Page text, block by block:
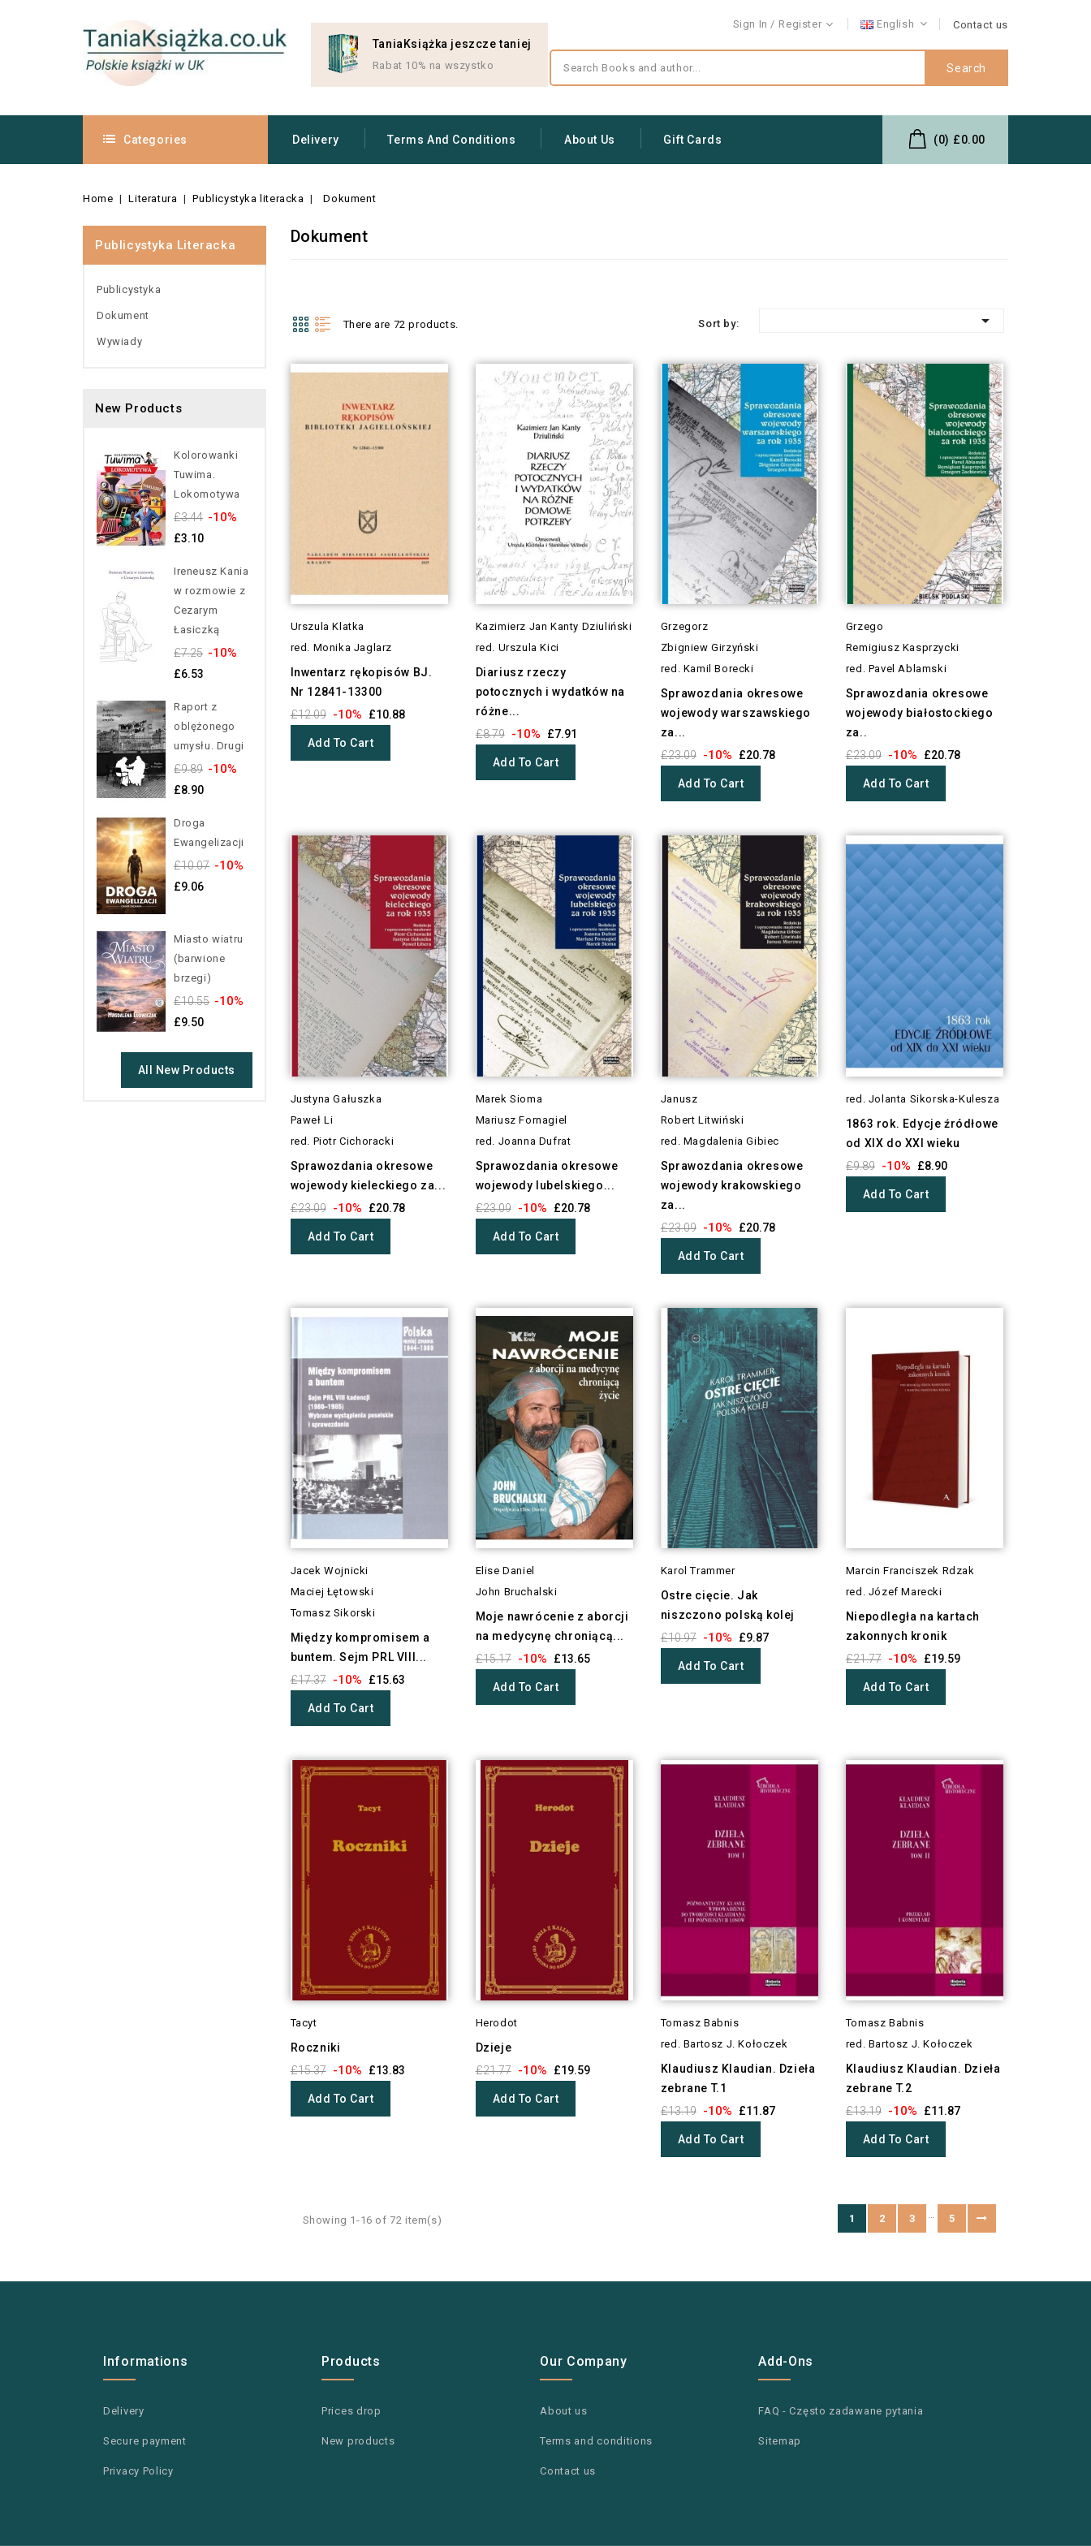
Sign In Register English Contact us
TaniaKsiążka jeszcze taniej
Rabat 10% na wszystko Search
Categories Delivery Terms And Conditions About Us Gift Cards (0) £0.00
Home Literatura Publicystyka literacka Dokument
Publicystyka Literacka
Publicystyka
Dokument
Wywiady
New Products
Kolorowanki
Tuwima.
Lokomotywa
£3.44 -10%
£3.10
Ireneusz Kania
w rozmowie z
Cezarym
Łasiczką
£7.25 -10%
£6.53
Raport z
oblężonego
umysłu. Drugi
£9.89 -10%
£8.90
Droga
Ewangelizacji
£10.07 -10%
£9.06
Miasto wiatru
(barwione
brzegi)
£10.55 -10%
£9.50
All New Products
Dokument
There are 72 products. Sort by: 
Urszula Klatka
red. Monika Jaglarz
Inwentarz rękopisów BJ.
Nr 12841-13300
£12.09 -10% £10.88
Add To Cart
Kazimierz Jan Kanty Dziuliński
red. Urszula Kici
Diariusz rzeczy
potocznych i wydatków na
różne...
£8.79 -10% £7.91
Add To Cart
Grzegorz
Zbigniew Girzyński
red. Kamil Borecki
Sprawozdania okresowe
wojewody warszawskiego
za...
£23.09 -10% £20.78
Add To Cart
Grzego
Remigiusz Kasprzycki
red. Pavel Ablamski
Sprawozdania okresowe
wojewody białostockiego
za..
£23.09 -10% £20.78
Add To Cart
Justyna Gałuszka
Paweł Li
red. Piotr Cichoracki
Sprawozdania okresowe
wojewody kieleckiego za...
£23.09 -10% £20.78
Add To Cart
Marek Sioma
Mariusz Fornagiel
red. Joanna Dufrat
Sprawozdania okresowe
wojewody lubelskiego...
£23.09 -10% £20.78
Add To Cart
Janusz
Robert Litwiński
red. Magdalenia Gibiec
Sprawozdania okresowe
wojewody krakowskiego
za...
£23.09 -10% £20.78
Add To Cart
red. Jolanta Sikorska-Kulesza
1863 rok. Edycje źródłowe
od XIX do XXI wieku
£9.89 -10% £8.90
Add To Cart
Jacek Wojnicki
Maciej Łętowski
Tomasz Sikorski
Między kompromisem a
buntem. Sejm PRL VIII...
£17.37 -10% £15.63
Add To Cart
Elise Daniel
John Bruchalski
Moje nawrócenie z aborcji
na medycynę chroniącą...
£15.17 -10% £13.65
Add To Cart
Karol Trammer
Ostre cięcie. Jak
niszczono polską kolej
£10.97 -10% £9.87
Add To Cart
Marcin Franciszek Rdzak
red. Józef Marecki
Niepodległa na kartach
zakonnych kronik
£21.77 -10% £19.59
Add To Cart
Tacyt
Roczniki
£15.37 -10% £13.83
Add To Cart
Herodot
Dzieje
£21.77 -10% £19.59
Add To Cart
Tomasz Babnis
red. Bartosz J. Kołoczek
Klaudiusz Klaudian. Dzieła
zebrane T.1
£13.19 -10% £11.87
Add To Cart
Tomasz Babnis
red. Bartosz J. Kołoczek
Klaudiusz Klaudian. Dzieła
zebrane T.2
£13.19 -10% £11.87
Add To Cart
Showing 1-16 of 72 item(s) 1 2 3 … 5
Informations
Delivery
Secure payment
Privacy Policy
Products
Prices drop
New products
Our Company
About us
Terms and conditions
Contact us
Add-Ons
FAQ - Często zadawane pytania
Sitemap